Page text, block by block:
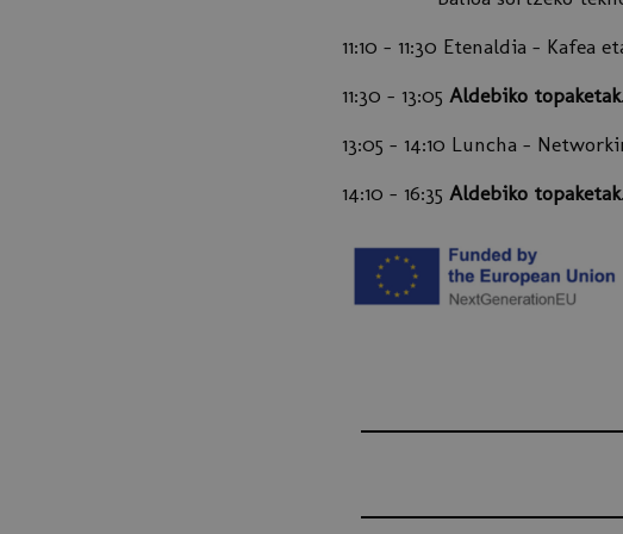
11:10 - 11:30 Etenaldia - Kafea
11:30 - 13:05 Aldebiko topaketak.
13:05 - 14:10 Luncha -
14:10 - 16:35 Aldebiko topaketak.